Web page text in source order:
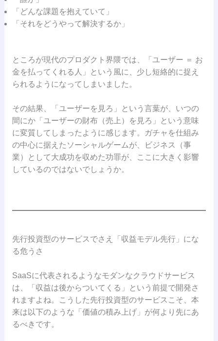
「どんな課題を抱えていて」
「それをどうやって解決するか」
ところが現代のプロダクト界隈では、「ユーザー ＝ お
金を払ってくれる人」という風に、少し短絡的に捉え
られるようになってしまいました。
その結果、「ユーザーを見ろ」という言葉が、いつの
間にか「ユーザーの財布（売上）を見ろ」という意味
に変質してしまったように感じます。ガチャを仕組み
の中心に据えたソーシャルゲームが、ビジネス（事
業）として大成功を収めた功罪が、ここに大きく影響
しているのではないでしょうか。
先行投資型のサービスでさえ「収益モデル先行」にな
る危うさ
SaaSに代表されるようなモダンなクラウドサービス
は、「収益は後からついてくる」という前提で開発さ
れますよね。こうした先行投資型のサービスこそ、本
来は以下のような「価値の積み上げ」が何より先にあ
るべきです。